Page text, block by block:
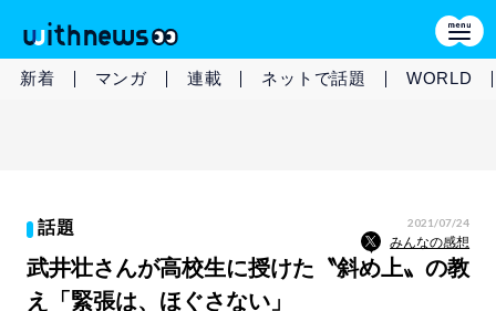
新着 マンガ 連載 ネットで話題 WORLD
話題 2021/07/24
みんなの感想
武井壮さんが高校生に授けた〝斜め上〟の教
え「緊張は、ほぐさない」